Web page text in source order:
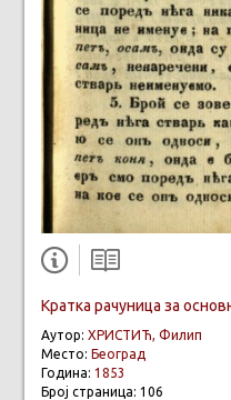
Кратка рачуница за
Аутор: ХРИСТИЋ, Филип
Место: Београд
Година: 1853
Број страница: 106